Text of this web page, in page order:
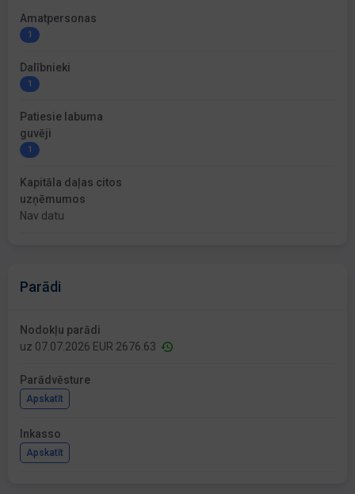
Amatpersonas
1
Dalībnieki
1
Patiesie labuma
guvēji
1
Kapitāla daļas citos
uzņēmumos
Nav datu
Parādi
Nodokļu parādi
uz 07.07.2026 EUR 2676.63
Parādvēsture
Apskatīt
Inkasso
Apskatīt